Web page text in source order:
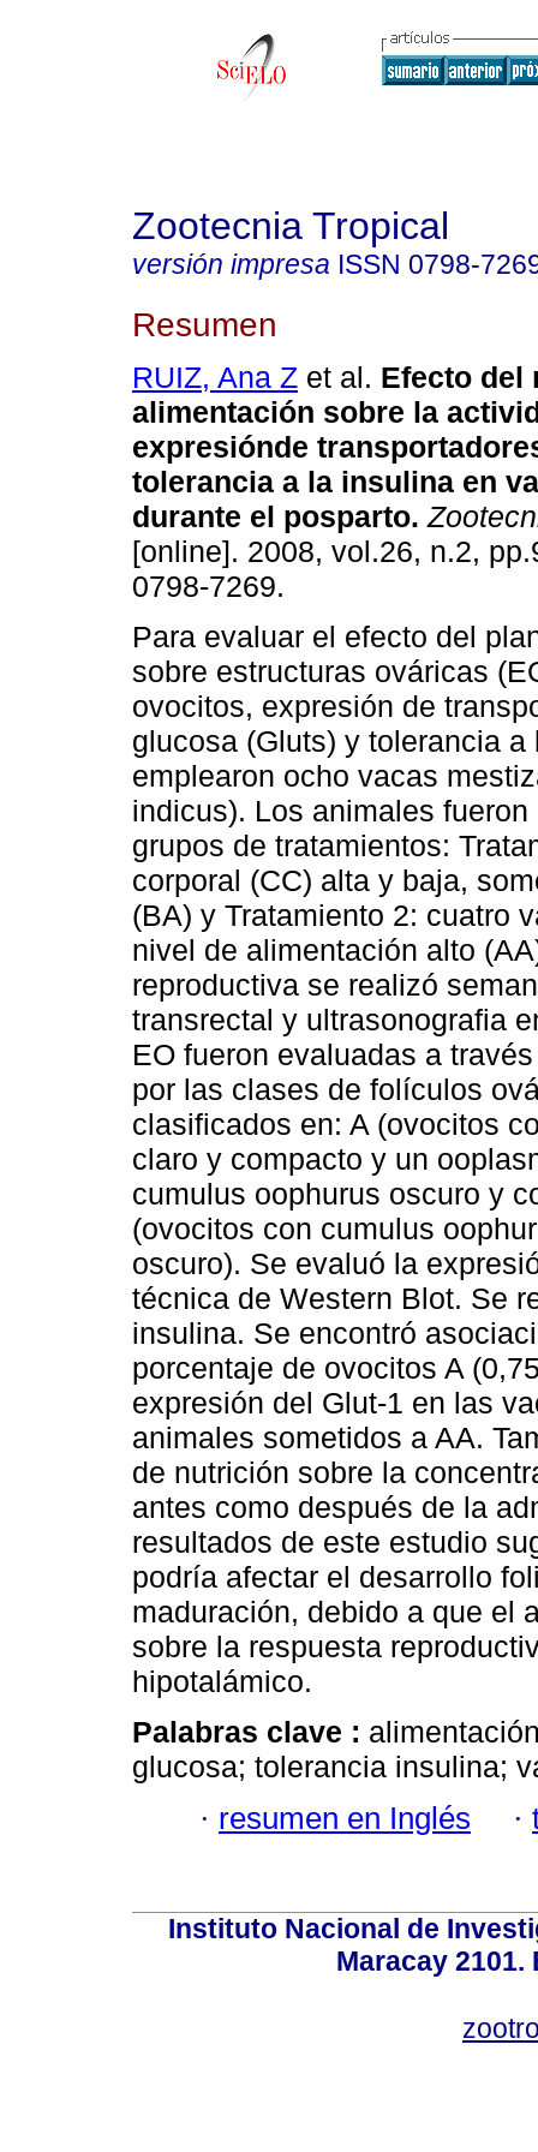
Zootecnia Tropical
versión impresa ISSN 0798-
Resumen
RUIZ, Ana Z et al. Efecto del
alimentación sobre la
expresiónde
tolerancia a la insulina en
durante el posparto.
[online]. 2008, vol.26, n.2,
0798-7269.
Para evaluar el efecto del
sobre estructuras ováricas
ovocitos, expresión de
glucosa (Gluts) y tolerancia a
emplearon ocho vacas
indicus). Los animales
grupos de tratamientos:
corporal (CC) alta y baja,
(BA) y Tratamiento 2: cuatro
nivel de alimentación alto
reproductiva se realizó
transrectal y ultrasonografia
EO fueron evaluadas a
por las clases de folículos
clasificados en: A (ovocitos
claro y compacto y un
cumulus oophurus oscuro y
(ovocitos con cumulus
oscuro). Se evaluó la
técnica de Western Blot. Se
insulina. Se encontró
porcentaje de ovocitos A
expresión del Glut-1 en las
animales sometidos a AA.
de nutrición sobre la
antes como después de la
resultados de este estudio
podría afectar el desarrollo
maduración, debido a que el
sobre la respuesta
hipotalámico.
Palabras clave :
glucosa; tolerancia insulina;
· resumen en Inglés ·
Instituto Nacional de
Maracay 2101.